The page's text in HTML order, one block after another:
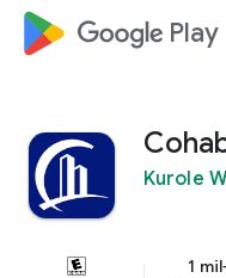
google_logo Play
Kurole
1